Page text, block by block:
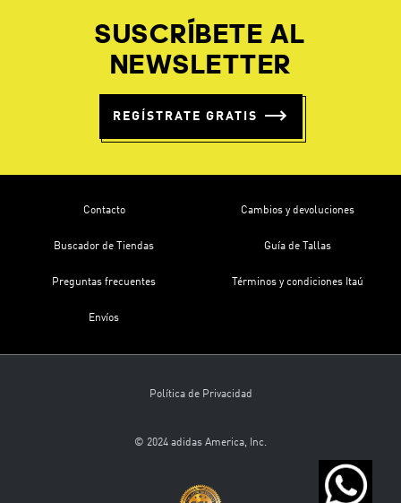
SUSCRÍBETE AL
NEWSLETTER
REGÍSTRATE GRATIS
Contacto
Buscador de Tiendas
Preguntas frecuentes
Envíos
Cambios y devoluciones
Guía de Tallas
Términos y condiciones Itaú
Política de Privacidad
© 2024 adidas America, Inc.